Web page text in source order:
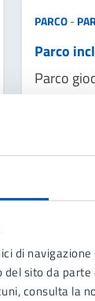
di
sito da
consulta la
PARCO-
Parco
Parco
LEGGI DI